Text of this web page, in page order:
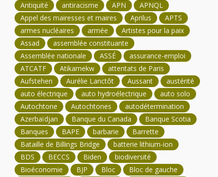
Antiquité
antiracisme APN
APNQL
Appel des mairesses et maires
Aprilus
APTS
armes nucléaires
armée
Artistes pour la paix
Assad
assemblée constituante
Assemblée nationale
ASSÉ
assurance-emploi
ATCATF
Atikamekw
attentats de Paris
Aufstehen
Aurélie Lanctôt Aussant
austérité
auto électrique
auto hydroélectrique
auto solo
Autochtone
Autochtones
autodétermination
Azerbaïdjan
Banque du Canada
Banque Scotia
Banques
BAPE barbarie
Barrette
Bataille de Billings Bridge
batterie lithium-ion
BDS
BECCS Biden
biodiversité
Bioéconomie
BJP Bloc
Bloc de gauche